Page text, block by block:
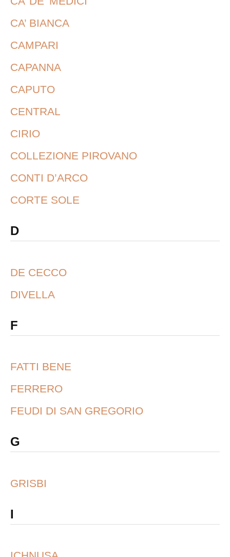
CA’ BIANCA
CAMPARI
CAPANNA
CAPUTO
CENTRAL
CIRIO
COLLEZIONE PIROVANO
CONTI D’ARCO
CORTE SOLE
D
DE CECCO
DIVELLA
F
FATTI BENE
FERRERO
FEUDI DI SAN GREGORIO
G
GRISBI
I